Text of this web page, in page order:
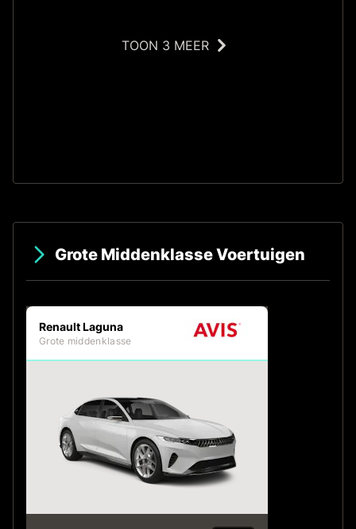
TOON 3 MEER
Grote Middenklasse Voertuigen
Renault Laguna
Grote middenklasse